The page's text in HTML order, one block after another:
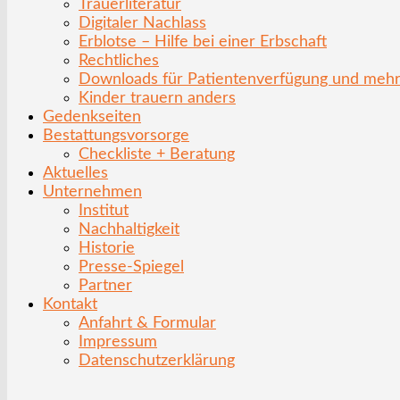
Trauerliteratur
Digitaler Nachlass
Erblotse – Hilfe bei einer Erbschaft
Rechtliches
Downloads für Patientenverfügung und mehr
Kinder trauern anders
Gedenkseiten
Bestattungsvorsorge
Checkliste + Beratung
Aktuelles
Unternehmen
Institut
Nachhaltigkeit
Historie
Presse-Spiegel
Partner
Kontakt
Anfahrt & Formular
Impressum
Datenschutzerklärung